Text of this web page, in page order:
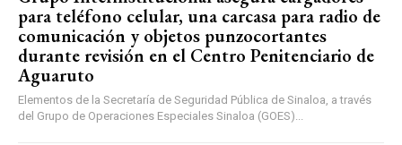
para teléfono celular, una carcasa para radio de
comunicación y objetos punzocortantes
durante revisión en el Centro Penitenciario de
Aguaruto
Elementos de la Secretaría de Seguridad Pública de Sinaloa, a través
del Grupo de Operaciones Especiales Sinaloa (GOES)...